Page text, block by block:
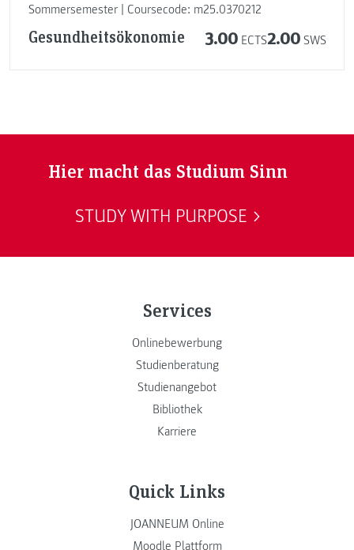
Sommersemester | Coursecode: m25.0370212
Gesundheitsökonomie 3.00 ECTS2.00 SWS
Hier macht das Studium Sinn
STUDY WITH PURPOSE
Services
Onlinebewerbung
Studienberatung
Studienangebot
Bibliothek
Karriere
Quick Links
JOANNEUM Online
Moodle Plattform